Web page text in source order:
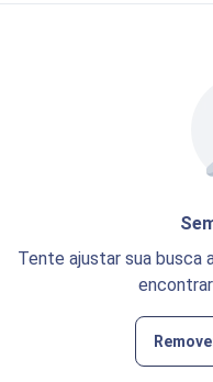
Tente ajustar sua busca